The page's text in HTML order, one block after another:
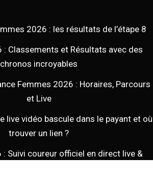
2026 : les résultats de l’étape 8
: Classements et Résultats avec des
chronos incroyables
Femmes 2026 : Horaires, Parcours
et Live
live vidéo bascule dans le payant et où
trouver un lien ?
Suivi coureur officiel en direct live &